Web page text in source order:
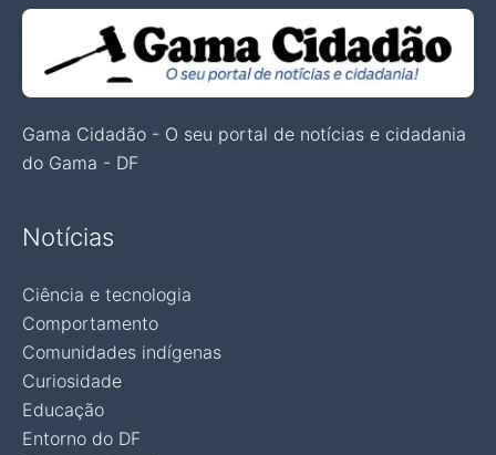
Gama Cidadão - O seu portal de notícias e cidadania
do Gama - DF
Notícias
Ciência e tecnologia
Comportamento
Comunidades indígenas
Curiosidade
Educação
Entorno do DF